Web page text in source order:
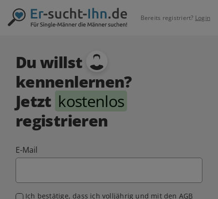
Bereits registriert? Login
Du willst
kennenlernen?
Jetzt kostenlos
registrieren
E-Mail
Ich bestätige, dass ich volljährig und mit den AGB